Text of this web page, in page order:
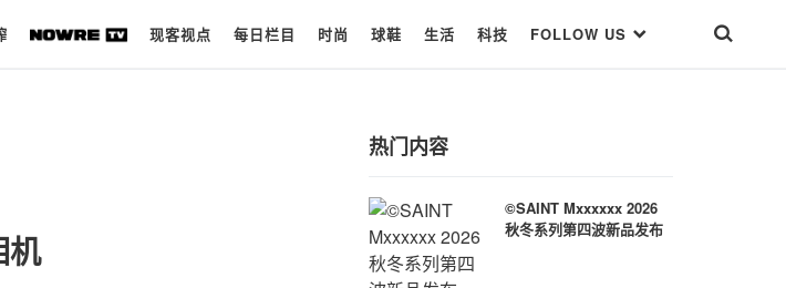
现客视点 每日栏目 时尚 球鞋 生活 科技 FOLLOW US
每日栏目
机
热门内容
©SAINT Mxxxxxx 2026
秋冬系列第四波新品发布